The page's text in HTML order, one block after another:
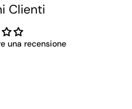
Clienti
una recensione